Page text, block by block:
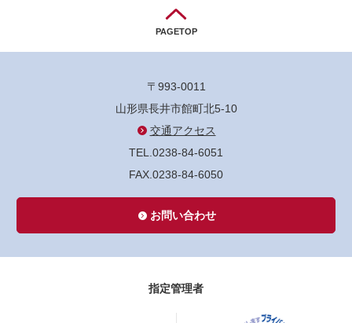
PAGETOP
〒993-0011
山形県長井市館町北5-10
交通アクセス
TEL.0238-84-6051
FAX.0238-84-6050
お問い合わせ
指定管理者